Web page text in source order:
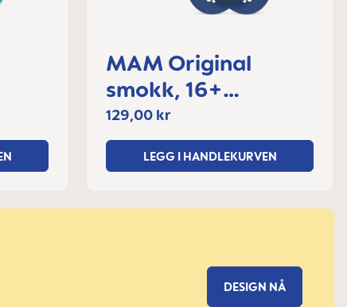
DESIGN NÅ
MAM Original
smokk, 16+
måneder
129,00 kr
LEGG I HANDLEKURVEN